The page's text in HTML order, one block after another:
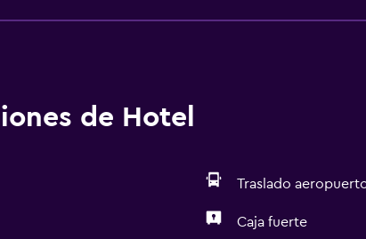
Sin cunas disponibles Sin ascensor No se garantizan
Hay opciones disponibles de alimentos envueltos
en el servicio a la habitación El
de Hotel
Traslado
Caja fuerte